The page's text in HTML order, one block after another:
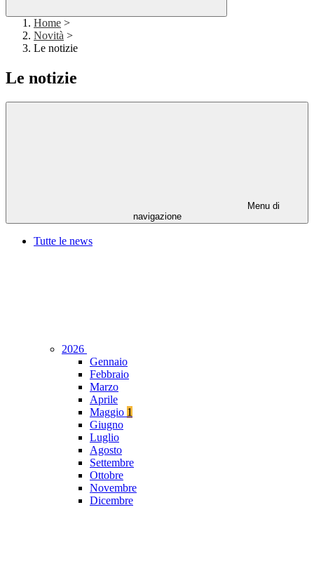
Home >
Novità >
Le notizie
Le notizie
Menu di
navigazione
Tutte le news
2026
Gennaio
Febbraio
Marzo
Aprile
Maggio 1
Giugno
Luglio
Agosto
Settembre
Ottobre
Novembre
Dicembre